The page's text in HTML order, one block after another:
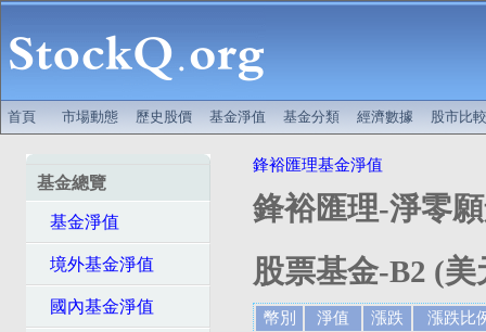
首頁 市場動態 歷史股價 基金淨值 基金分類 經濟數據 股市比較
基金總覽
基金淨值
境外基金淨值
國內基金淨值
鋒裕匯理基金淨值
鋒裕匯理-淨零
股票基金-B2 (美
幣別 淨值 漲跌
漲跌比